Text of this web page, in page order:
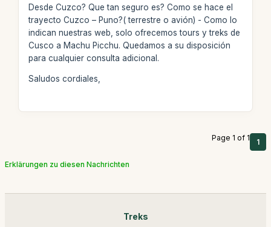
Desde Cuzco? Que tan seguro es? Como se hace el
trayecto Cuzco – Puno?( terrestre o avión) - Como lo
indican nuestras web, solo ofrecemos tours y treks de
Cusco a Machu Picchu. Quedamos a su disposición
para cualquier consulta adicional.
Saludos cordiales,
Page 1 of 1 1
Erklärungen zu diesen Nachrichten
Treks